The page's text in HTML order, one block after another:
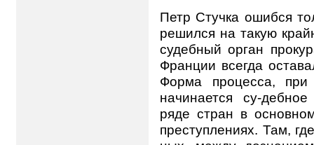
Петр Стучка ошибся
решился на такую
судебный орган
Франции всегда
Форма процесса, при
начинается су-
ряде стран в
преступлениях. Там,